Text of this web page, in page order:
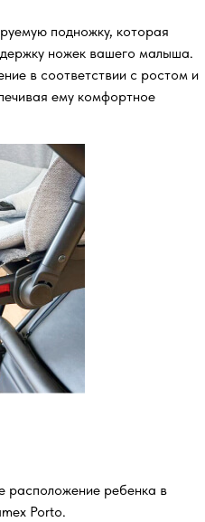
подножку, которая
ножек вашего малыша.
в соответствии с ростом и
ему комфортное
расположение ребенка в
Porto.